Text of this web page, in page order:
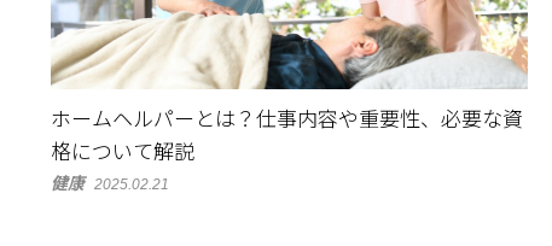
ホームヘルパーとは？仕事内容や重要性、必要な資
格について解説
健康 2025.02.21